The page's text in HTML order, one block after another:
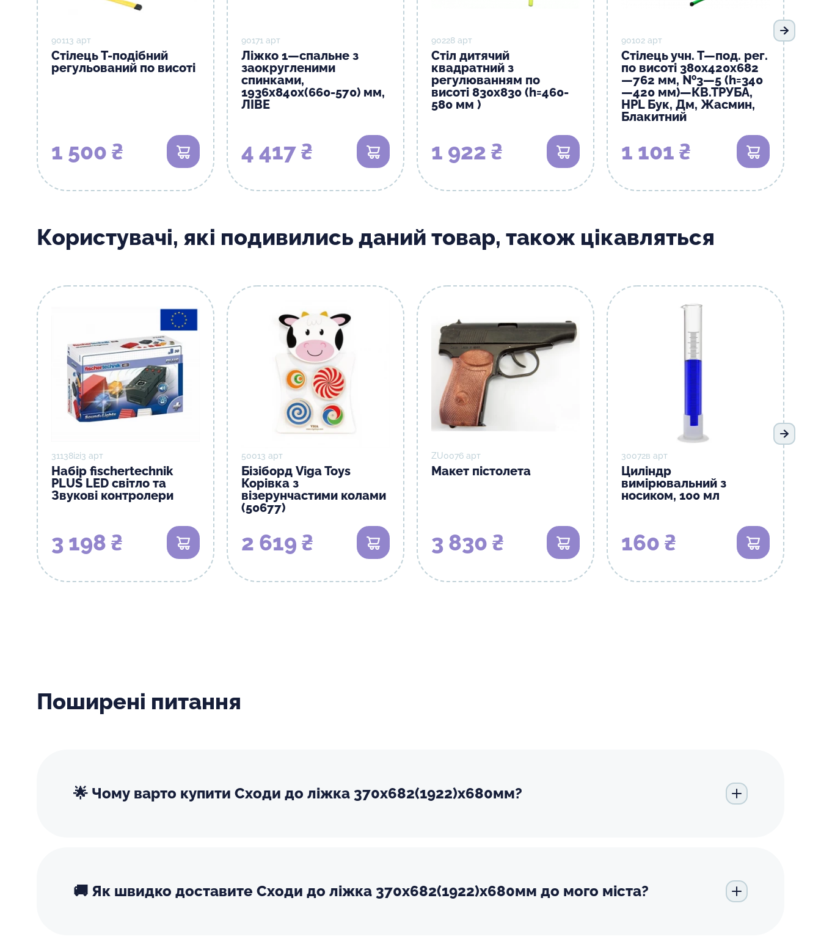
90113 арт
Стілець Т-подібний
регульований по висоті
1 500 ₴ В кошик
90171 арт
Ліжко 1—спальне з
заокругленими
спинками,
1936х840х(660-570) мм,
ЛІВЕ
4 417 ₴ В кошик
90228 арт
Стіл дитячий
квадратний з
регулюванням по
висоті 830х830 (h=460-
580 мм )
1 922 ₴ В кошик
90102 арт
Стілець учн. Т—под. рег.
по висоті 380х420х682
—762 мм, №3—5 (h=340
—420 мм)—КВ.ТРУБА,
HPL Бук, Дм, Жасмин,
Блакитний
1 101 ₴ В кошик
Користувачі, які подивились даний товар, також цікавляться
31138і2і3 арт
Набір fischertechnik
PLUS LED світло та
Звукові контролери
3 198 ₴ В кошик
50013 арт
Бізіборд Viga Toys
Корівка з
візерунчастими колами
(50677)
2 619 ₴ В кошик
ZU0076 арт
Макет пістолета
3 830 ₴ В кошик
30072в арт
Циліндр
вимірювальний з
носиком, 100 мл
160 ₴ В кошик
Поширені питання
🌟 Чому варто купити Сходи до ліжка 370х682(1922)х680мм?
🚚 Як швидко доставите Сходи до ліжка 370х682(1922)х680мм до мого міста?